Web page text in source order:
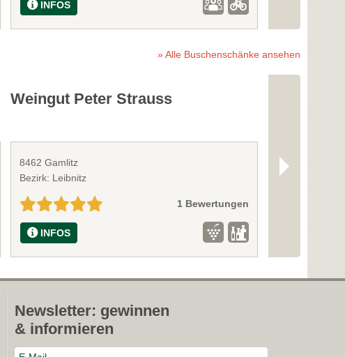
INFOS INFOS
» Alle Buschenschänke ansehen
Weingut Peter Strauss
8462 Gamlitz
Bezirk: Leibnitz
1 Bewertungen
INFOS
Weingut
Lenhard
8403 Lebring
Bezirk: Leibnitz
INFOS
Newsletter: gewinnen
& informieren